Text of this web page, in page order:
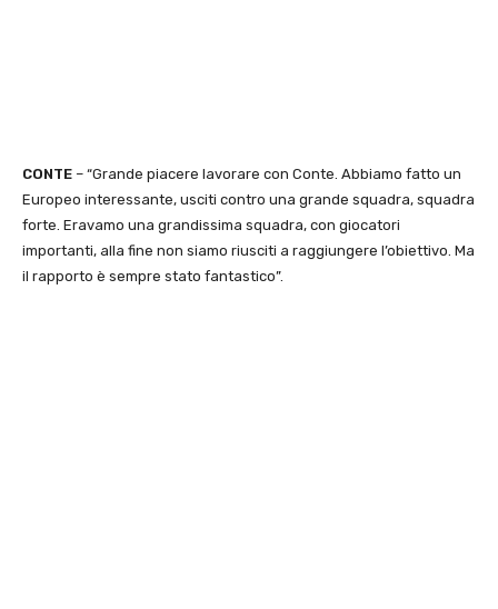
CONTE – “Grande piacere lavorare con Conte. Abbiamo fatto un
Europeo interessante, usciti contro una grande squadra, squadra
forte. Eravamo una grandissima squadra, con giocatori
importanti, alla fine non siamo riusciti a raggiungere l’obiettivo. Ma
il rapporto è sempre stato fantastico”.